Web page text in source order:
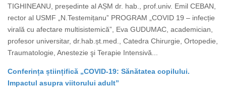
TIGHINEANU, președinte al AȘM dr. hab., prof.univ. Emil CEBAN,
rector al USMF „N.Testemițanuˮ PROGRAM „COVID 19 – infecție
virală cu afectare multisistemică”, Eva GUDUMAC, academician,
profesor universitar, dr.hab.șt.med., Catedra Chirurgie, Ortopedie,
Traumatologie, Anestezie şi Terapie Intensivă...
Conferința științifică „COVID-19: Sănătatea copilului.
Impactul asupra viitorului adult”